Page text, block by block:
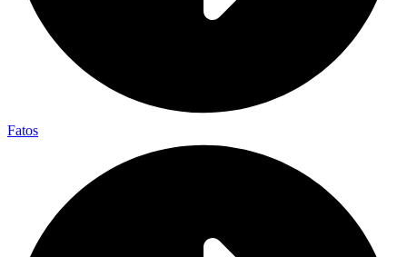
Fatos